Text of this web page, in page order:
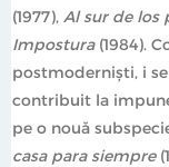
(1977), Al sur de los
Impostura(1984).
postmoderniști, i
contribuit la
pe o nouă
casa para siempre